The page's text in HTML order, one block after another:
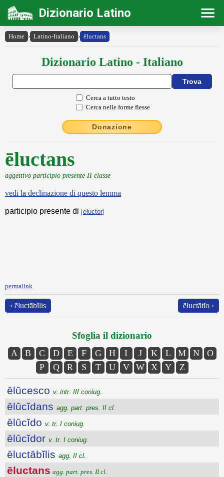
Dizionario Latino
Home › Latino-Italiano › ēluctans
Dizionario Latino - Italiano
Cerca a tutto testo
Cerca nelle forme flesse
Donazione
ēluctans
aggettivo participio presente II classe
vedi la declinazione di questo lemma
participio presente di [eluctor]
permalink
‹ ēluctābĭlis ēluctātĭo ›
Sfoglia il dizionario
A B C D E F G H I J K L M N
O
P
Q R S T U V W X Y Z
ēlūcesco v. intr. III coniug.
ēlūcĭdans agg. part. pres. II cl.
ēlūcĭdo v. tr. I coniug.
ēlūcĭdor v. tr. I coniug.
ēluctābĭlis agg. II cl.
ēluctans agg. part. pres. II cl.